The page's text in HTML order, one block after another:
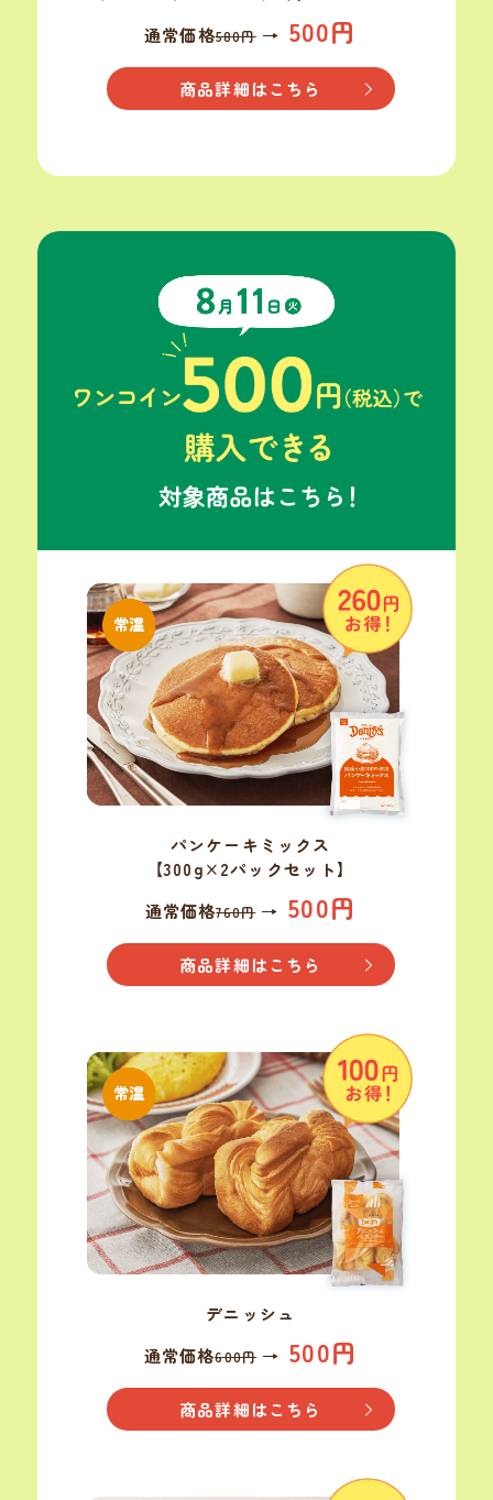
通常価格580円 → 500円
商品詳細はこちら
パンケーキミックス
【300g×2パックセット】
通常価格760円 → 500円
商品詳細はこちら
デニッシュ
通常価格600円 → 500円
商品詳細はこちら